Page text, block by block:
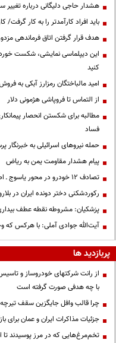
هشدار حاجی دلیگانی درباره تغییر
باید افراد کارآمدتر را به کار
هدف قرار گرفتن اتاق‌ فرماندهی
این دیپلماسی نمایشی، شکست
کنید
امید مالباختگان رمزارز آبکی به
از التماس تا فروپاشی هژمونی دلار
مطالبه برای شکستن انحصار
فساد
حمله نیروهای اسرائیلی به خبرنگار
پیام هشدار مقاومت یمن به ریاض
تصادف ۱۲ خودرو در محور یاسوج ـ اصفهان
رکوردشکنی دختر دونده ایران در
پزشکیان: مشروطه نقطه عطف
آیت‌الله جوادی آملی: با هرکس که
پربازدید ها
از رانت‌ شرکتهای خودروساز و
با چه هدفی صورت گرفته است
چرا قالب وافل جایگزین سقف
جزئیات مذاکرات ایران و عمان برای
تخم‌مرغ‌هایی که در مرز پوسیدند تا